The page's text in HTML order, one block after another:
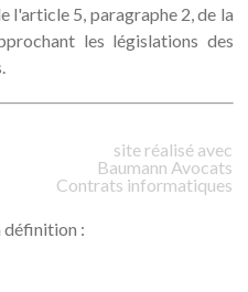
l'article 5, paragraphe 2, de la
les législations des
site réalisé avec
Baumann Avocats
Contrats informatiques
définition :